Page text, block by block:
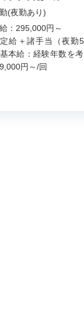
(夜勤あり)
：295,000円～
給＋諸手当（夜勤5
本給：経験年数を
円～/回